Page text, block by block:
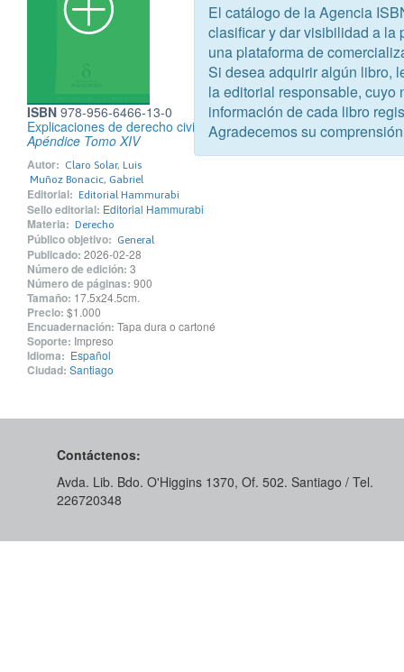
ISBN 978-956-6466-13-0
Explicaciones de derecho civil chileno y comparado
Apéndice Tomo XIV
Autor: Claro Solar, Luis
Muñoz Bonacic, Gabriel
Editorial: Editorial Hammurabi
Sello editorial: Editorial Hammurabi
Materia: Derecho
Público objetivo: General
Publicado: 2026-02-28
Número de edición: 3
Número de páginas: 900
Tamaño: 17.5x24.5cm.
Precio: $1.000
Encuadernación: Tapa dura o cartoné
Soporte: Impreso
Idioma: Español
Ciudad: Santiago
Contáctenos:
Avda. Lib. Bdo. O'Higgins 1370, Of. 502. Santiago / Tel.
226720348
El catálogo de la Agencia
clasificar y dar visibilidad a la
una plataforma de
Si desea adquirir algún libro,
la editorial responsable, cuyo
información de cada libro
Agradecemos su